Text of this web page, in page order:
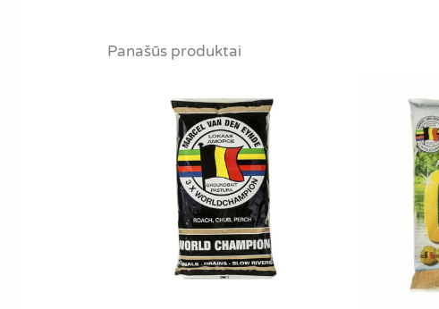
Panašūs produktai